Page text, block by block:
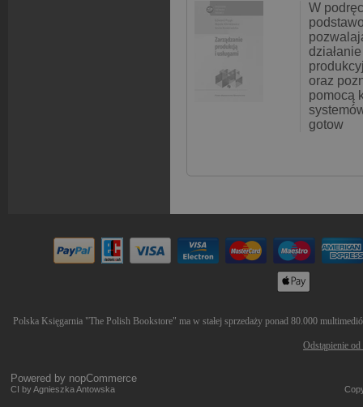
W
oraz
pomocą
gotow
Polska Księgarnia "The Polish Bookstore" ma w stałej sprzedaży ponad 80.000
Odstąpienie
Powered by nopCommerce
CI by Agnieszka Antowska